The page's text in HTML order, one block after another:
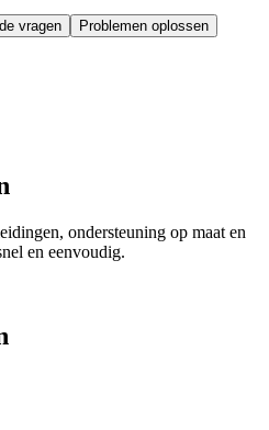
vragen Problemen oplossen
ondersteuning op maat en
en eenvoudig.